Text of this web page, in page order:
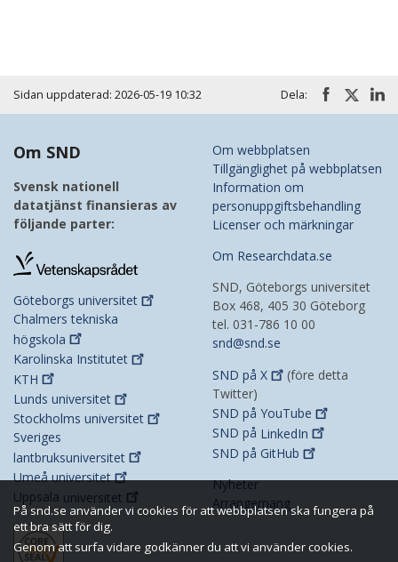
Sidan uppdaterad: 2026-05-19 10:32 Dela:
Om SND
Svensk nationell
datatjänst finansieras av
följande parter:
Göteborgs universitet
Chalmers tekniska
högskola
Karolinska Institutet
KTH
Lunds universitet
Stockholms universitet
Sveriges
lantbruksuniversitet
Umeåuniversitet
Uppsala universitet
Om webbplatsen
Tillgänglighet på webbplatsen
Information om
personuppgiftsbehandling
Licenser och märkningar
Om Researchdata.se
SND, Göteborgs universitet
Box 468, 405 30 Göteborg
tel. 031-786 10 00
snd@snd.se
SND på X
(före detta
Twitter)
SND på YouTube
SND på LinkedIn
SND på GitHub
Nyheter
Arrangemang
På snd.se använder vi cookies för att webbplatsen ska fungera på
ett bra sätt för dig.
Genom att surfa vidare godkänner du att vi använder cookies.